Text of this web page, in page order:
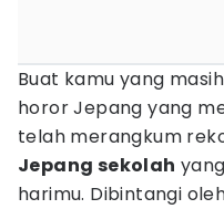
Buat kamu yang
horor Jepang yang
telah merangkum
Jepang sekolah
harimu. Dibintangi